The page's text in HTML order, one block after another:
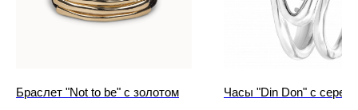
Браслет "Not to be" с золотом Часы "Din Don" с